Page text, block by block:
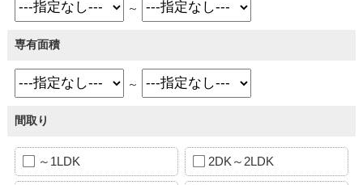
～
専有面積
～
間取り
～1LDK 2DK～2LDK